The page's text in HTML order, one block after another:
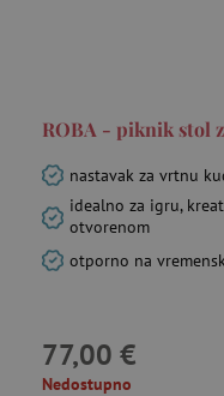
ROBA - piknik stol
nastavak za vrtnu
idealno za igru,
otvorenom
otporno na
77,00 €
Nedostupno